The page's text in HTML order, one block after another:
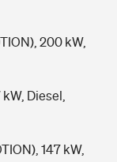
200 kW,
Diesel,
147 kW,